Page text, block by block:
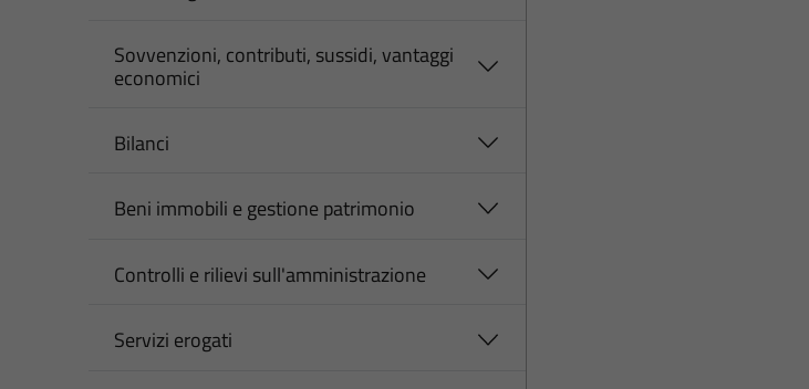
Sovvenzioni, contributi, sussidi, vantaggi
economici
Bilanci
Beni immobili e gestione patrimonio
Controlli e rilievi sull'amministrazione
Servizi erogati